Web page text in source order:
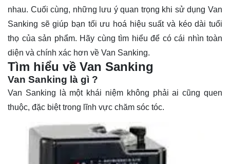
nhau. Cuối cùng, những lưu ý quan trọng khi sử dụng Van
Sanking sẽ giúp bạn tối ưu hoá hiệu suất và kéo dài tuổi
thọ của sản phẩm. Hãy cùng tìm hiểu để có cái nhìn toàn
diện và chính xác hơn về Van Sanking.
Tìm hiểu về Van Sanking
Van Sanking là gì ?
Van Sanking là một khái niệm không phải ai cũng quen
thuộc, đặc biệt trong lĩnh vực chăm sóc tóc.